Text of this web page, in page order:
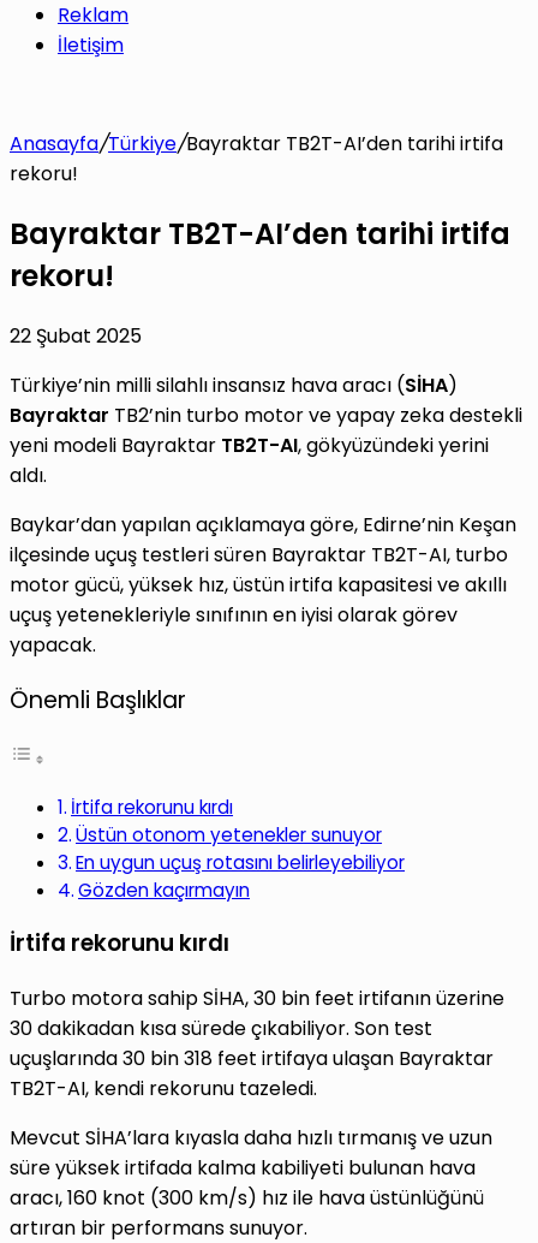
Reklam
İletişim
Anasayfa/Türkiye/Bayraktar TB2T-AI’den tarihi irtifa
rekoru!
Bayraktar TB2T-AI’den tarihi irtifa
rekoru!
22 Şubat 2025
Türkiye’nin milli silahlı insansız hava aracı (SİHA)
Bayraktar TB2’nin turbo motor ve yapay zeka destekli
yeni modeli Bayraktar TB2T-AI, gökyüzündeki yerini
aldı.
Baykar’dan yapılan açıklamaya göre, Edirne’nin Keşan
ilçesinde uçuş testleri süren Bayraktar TB2T-AI, turbo
motor gücü, yüksek hız, üstün irtifa kapasitesi ve akıllı
uçuş yetenekleriyle sınıfının en iyisi olarak görev
yapacak.
Önemli Başlıklar
İrtifa rekorunu kırdı
Üstün otonom yetenekler sunuyor
En uygun uçuş rotasını belirleyebiliyor
Gözden kaçırmayın
İrtifa rekorunu kırdı
Turbo motora sahip SİHA, 30 bin feet irtifanın üzerine
30 dakikadan kısa sürede çıkabiliyor. Son test
uçuşlarında 30 bin 318 feet irtifaya ulaşan Bayraktar
TB2T-AI, kendi rekorunu tazeledi.
Mevcut SİHA’lara kıyasla daha hızlı tırmanış ve uzun
süre yüksek irtifada kalma kabiliyeti bulunan hava
aracı, 160 knot (300 km/s) hız ile hava üstünlüğünü
artıran bir performans sunuyor.